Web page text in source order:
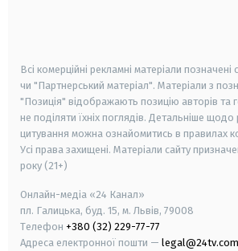
Всі комерційні рекламні матеріали
чи "Партнерський матеріал". Матеріали з
"Позиція" відображають позицію авторів та
не поділяти їхніх поглядів. Детальніше
цитування можна ознайомитись в правилах
Усі права захищені. Матеріали сайту
року (21+)
Онлайн-медіа «24 Канал»
пл. Галицька, буд. 15, м. Львів, 79008
Телефон +380 (32) 229-77-77
Адреса електронної пошти —